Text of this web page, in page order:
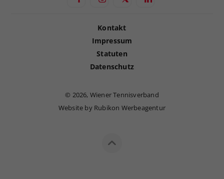
Kontakt
Impressum
Statuten
Datenschutz
© 2026, Wiener Tennisverband
Website by Rubikon Werbeagentur